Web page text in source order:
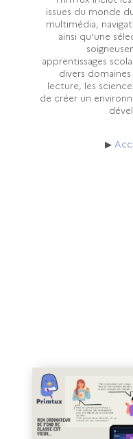
issues du monde
multimédia,
ainsi qu’une
apprentissages
divers
lecture, les
de créer un
▶